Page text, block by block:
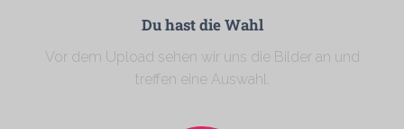
Du hast die Wahl
Vor dem Upload sehen wir uns die Bilder an und
treffen eine Auswahl.